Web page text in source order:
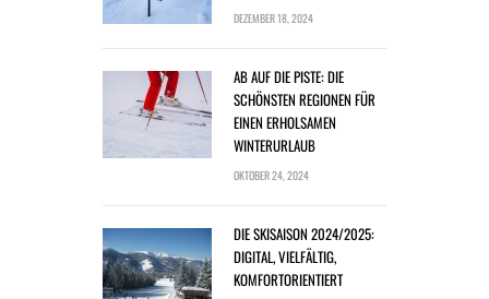
DEZEMBER 18, 2024
AB AUF DIE PISTE: DIE
SCHÖNSTEN REGIONEN FÜR
EINEN ERHOLSAMEN
WINTERURLAUB
OKTOBER 24, 2024
DIE SKISAISON 2024/2025:
DIGITAL, VIELFÄLTIG,
KOMFORTORIENTIERT